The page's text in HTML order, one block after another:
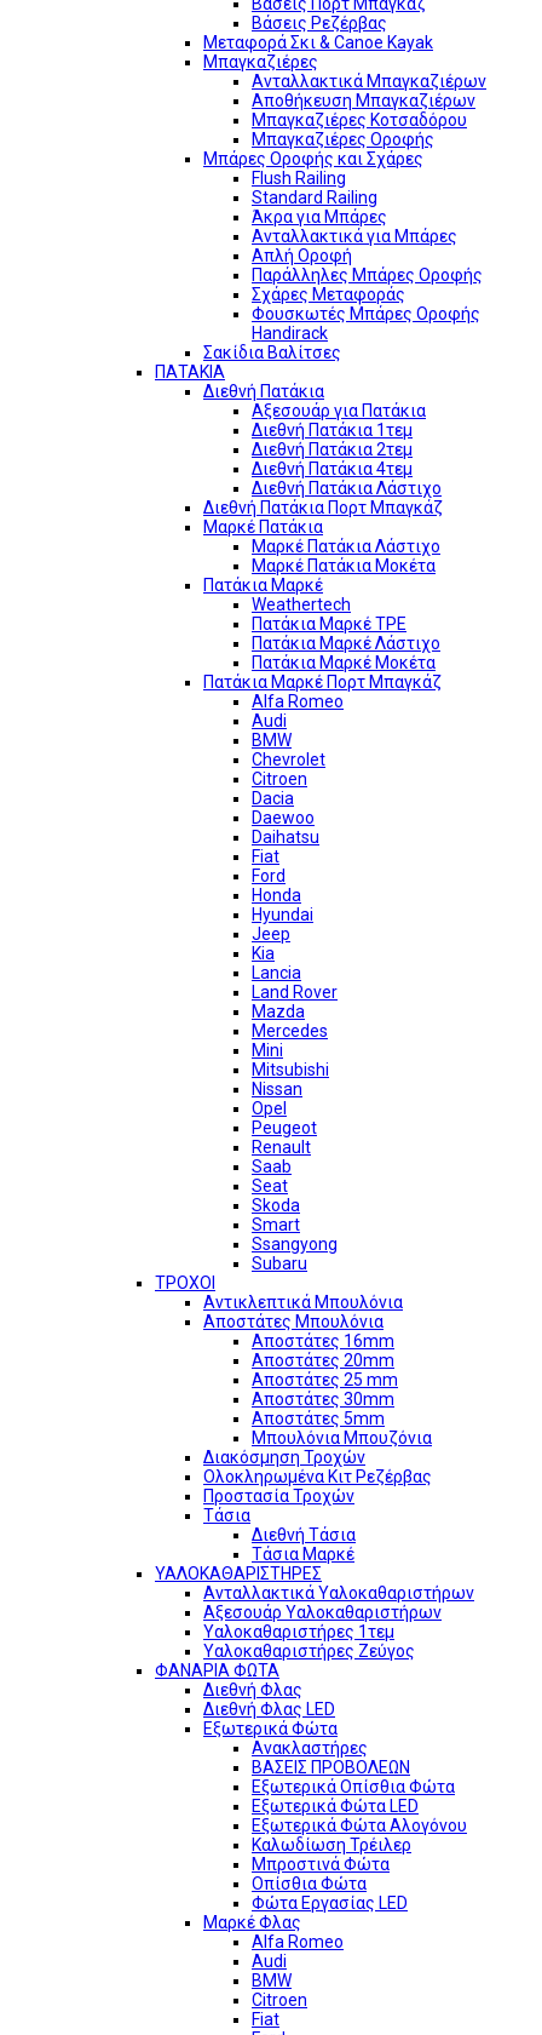
Βάσεις Ρεζέρβας
Μεταφορά Σκι & Canoe Kayak
Μπαγκαζιέρες
Ανταλλακτικά Μπαγκαζιέρων
Αποθήκευση Μπαγκαζιέρων
Μπαγκαζιέρες Κοτσαδόρου
Μπαγκαζιέρες Οροφής
Μπάρες Οροφής και Σχάρες
Flush Railing
Standard Railing
Άκρα για Μπάρες
Ανταλλακτικά για Μπάρες
Απλή Οροφή
Παράλληλες Μπάρες Οροφής
Σχάρες Μεταφοράς
Φουσκωτές Μπάρες Οροφής
Handirack
Σακίδια Βαλίτσες
ΠΑΤΑΚΙΑ
Διεθνή Πατάκια
Αξεσουάρ για Πατάκια
Διεθνή Πατάκια 1τεμ
Διεθνή Πατάκια 2τεμ
Διεθνή Πατάκια 4τεμ
Διεθνή Πατάκια Λάστιχο
Διεθνή Πατάκια Πορτ Μπαγκάζ
Μαρκέ Πατάκια
Μαρκέ Πατάκια Λάστιχο
Μαρκέ Πατάκια Μοκέτα
Πατάκια Μαρκέ
Weathertech
Πατάκια Μαρκέ TPE
Πατάκια Μαρκέ Λάστιχο
Πατάκια Μαρκέ Μοκέτα
Πατάκια Μαρκέ Πορτ Μπαγκάζ
Alfa Romeo
Audi
BMW
Chevrolet
Citroen
Dacia
Daewoo
Daihatsu
Fiat
Ford
Honda
Hyundai
Jeep
Kia
Lancia
Land Rover
Mazda
Mercedes
Mini
Mitsubishi
Nissan
Opel
Peugeot
Renault
Saab
Seat
Skoda
Smart
Ssangyong
Subaru
ΤΡΟΧΟΙ
Αντικλεπτικά Μπουλόνια
Αποστάτες Μπουλόνια
Αποστάτες 16mm
Αποστάτες 20mm
Αποστάτες 25 mm
Αποστάτες 30mm
Αποστάτες 5mm
Μπουλόνια Μπουζόνια
Διακόσμηση Τροχών
Ολοκληρωμένα Κιτ Ρεζέρβας
Προστασία Τροχών
Τάσια
Διεθνή Τάσια
Τάσια Μαρκέ
ΥΑΛΟΚΑΘΑΡΙΣΤΗΡΕΣ
Ανταλλακτικά Υαλοκαθαριστήρων
Αξεσουάρ Υαλοκαθαριστήρων
Υαλοκαθαριστήρες 1τεμ
Υαλοκαθαριστήρες Ζεύγος
ΦΑΝΑΡΙΑ ΦΩΤΑ
Διεθνή Φλας
Διεθνή Φλας LED
Εξωτερικά Φώτα
Ανακλαστήρες
ΒΑΣΕΙΣ ΠΡΟΒΟΛΕΩΝ
Εξωτερικά Οπίσθια Φώτα
Εξωτερικά Φώτα LED
Εξωτερικά Φώτα Αλογόνου
Καλωδίωση Τρέιλερ
Μπροστινά Φώτα
Οπίσθια Φώτα
Φώτα Εργασίας LED
Μαρκέ Φλας
Alfa Romeo
Audi
BMW
Citroen
Fiat